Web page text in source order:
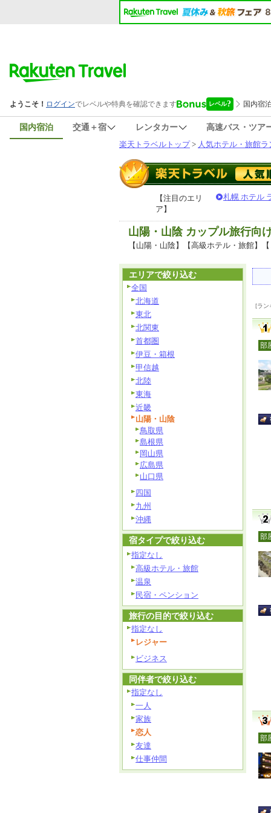
国内宿泊 交通＋宿 レンタカー
高速バス・ツア
楽天トラベルトップ> 人気ホテル・旅館ラ
【注目のエリ
ア】
札幌 ホテル
山陽・山陰 カップル旅行向
【山陽・山陰】【高級ホテル・旅館】
[ラン
部
部
部
エリアで絞り込む
全国
北海道
東北
北関東
首都圏
伊豆・箱根
甲信越
北陸
東海
近畿
山陽・山陰
鳥取県
島根県
岡山県
広島県
山口県
四国
九州
沖縄
宿タイプで絞り込む
指定なし
高級ホテル・旅館
温泉
民宿・ペンション
旅行の目的で絞り込む
指定なし
レジャー
ビジネス
同伴者で絞り込む
指定なし
一人
家族
恋人
友達
仕事仲間